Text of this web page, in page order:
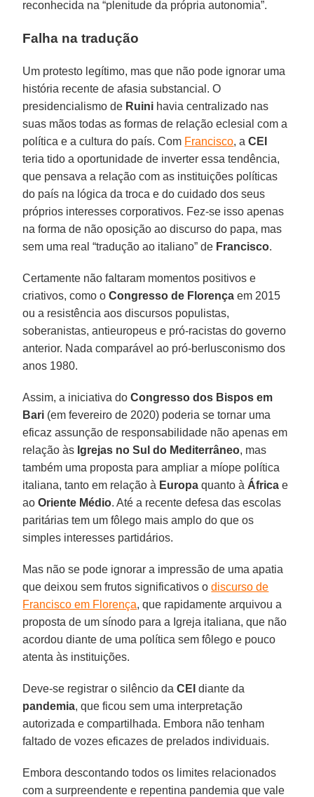
reconhecida na “plenitude da própria autonomia”.
Falha na tradução
Um protesto legítimo, mas que não pode ignorar uma
história recente de afasia substancial. O
presidencialismo de Ruini havia centralizado nas
suas mãos todas as formas de relação eclesial com a
política e a cultura do país. Com Francisco, aCEI
teria tido a oportunidade de inverter essa tendência,
que pensava a relação com as instituições políticas
do país na lógica da troca e do cuidado dos seus
próprios interesses corporativos. Fez-se isso apenas
na forma de não oposição ao discurso do papa, mas
sem uma real “tradução ao italiano” de Francisco.
Certamente não faltaram momentos positivos e
criativos, como oCongresso de Florença em 2015
ou a resistência aos discursos populistas,
soberanistas, antieuropeus e pró-racistas do governo
anterior. Nada comparável ao pró-berlusconismo dos
anos 1980.
Assim, a iniciativa doCongresso dos Bispos em
Bari (em fevereiro de 2020) poderia se tornar uma
eficaz assunção de responsabilidade não apenas em
relação às Igrejas no Sul do Mediterrâneo, mas
também uma proposta para ampliar a míope política
italiana, tanto em relação à Europa quanto à África e
aoOriente Médio. Até a recente defesa das escolas
paritárias tem um fôlego mais amplo do que os
simples interesses partidários.
Mas não se pode ignorar a impressão de uma apatia
que deixou sem frutos significativos odiscurso de
Francisco em Florença, que rapidamente arquivou a
proposta de um sínodo para a Igreja italiana, que não
acordou diante de uma política sem fôlego e pouco
atenta às instituições.
Deve-se registrar o silêncio daCEI diante da
pandemia, que ficou sem uma interpretação
autorizada e compartilhada. Embora não tenham
faltado de vozes eficazes de prelados individuais.
Embora descontando todos os limites relacionados
com a surpreendente e repentina pandemia que vale